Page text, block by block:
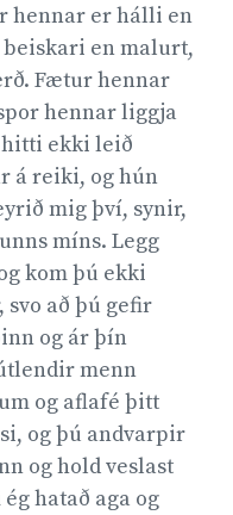
hennar er hálli en
beiskari en malurt,
Fætur hennar
hennar liggja
ekki leið
á reiki, og hún
mig því, synir,
míns. Legg
kom þú ekki
að þú gefir
og ár þín
menn
og aflafé þitt
og þú andvarpir
og hold veslast
hatað aga og